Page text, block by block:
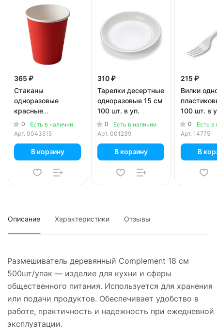
365 ₽
Стаканы
одноразовые
красные
картонные 250 мл
50 шт. в уп.
0
Есть в наличии
Арт. 0043515
В корзину
310 ₽
Тарелки десертные
одноразовые 15 см
100 шт. в уп.
0
Есть в наличии
Арт. 001239
В корзину
215 ₽
Вилки
100 шт. в
0
Есть в
Арт. 14775
В
Описание Характеристики Отзывы
Размешиватель деревянный Complement 18 см
500шт/упак — изделие для кухни и сферы
общественного питания. Используется для хранения
или подачи продуктов. Обеспечивает удобство в
работе, практичность и надежность при ежедневной
эксплуатации.